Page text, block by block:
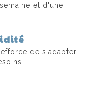
et d'une
de s'adapter